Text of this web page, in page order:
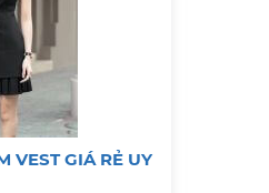
VEST GIÁ RẺ UY